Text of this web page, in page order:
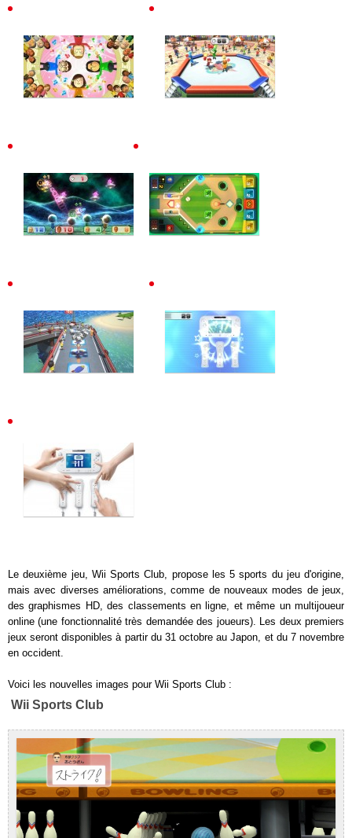
Le deuxième jeu, Wii Sports Club, propose les 5 sports du jeu d'origine,
mais avec diverses améliorations, comme de nouveaux modes de jeux,
des graphismes HD, des classements en ligne, et même un multijoueur
online (une fonctionnalité très demandée des joueurs). Les deux premiers
jeux seront disponibles à partir du 31 octobre au Japon, et du 7 novembre
en occident.
Voici les nouvelles images pour Wii Sports Club :
Wii Sports Club